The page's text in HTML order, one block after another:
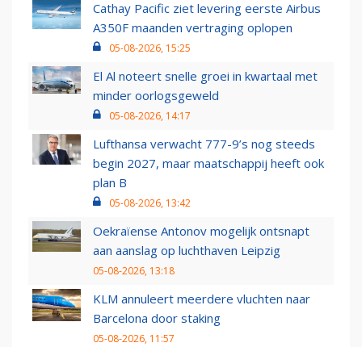
Cathay Pacific ziet levering eerste Airbus
A350F maanden vertraging oplopen
05-08-2026, 15:25
El Al noteert snelle groei in kwartaal met
minder oorlogsgeweld
05-08-2026, 14:17
Lufthansa verwacht 777-9’s nog steeds
begin 2027, maar maatschappij heeft ook
plan B
05-08-2026, 13:42
Oekraïense Antonov mogelijk ontsnapt
aan aanslag op luchthaven Leipzig
05-08-2026, 13:18
KLM annuleert meerdere vluchten naar
Barcelona door staking
05-08-2026, 11:57